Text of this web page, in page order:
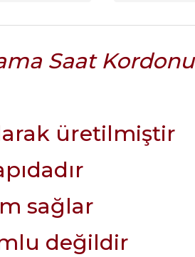
Saat Kordonu
üretilmiştir
sağlar
değildir